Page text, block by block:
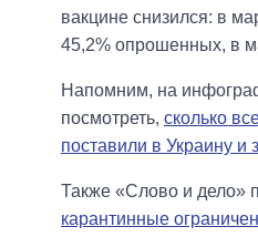
вакцине снизился: в
45,2% опрошенных, в
Напомним, на
посмотреть, сколько
поставили в Украину и
Также «Слово и дело»
карантинные